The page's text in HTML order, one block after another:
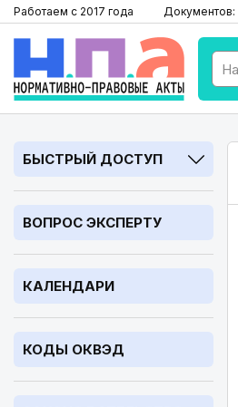
Работаем с 2017 года Документов:
БЫСТРЫЙ ДОСТУП
ВОПРОС ЭКСПЕРТУ
КАЛЕНДАРИ
КОДЫ ОКВЭД